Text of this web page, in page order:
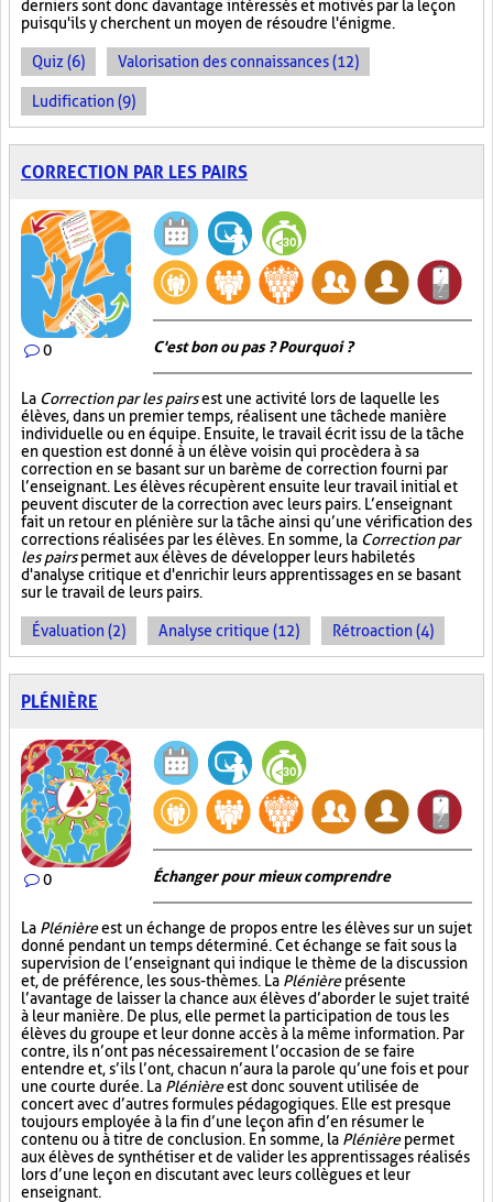
derniers sont donc davantage intéressés et motivés par la leçon
puisqu'ils y cherchent un moyen de résoudre l'énigme.
Quiz (6) Valorisation des connaissances (12)
Ludification (9)
CORRECTION PAR LES PAIRS
0 C'est bon ou pas ? Pourquoi ?
La Correction par les pairsest une activité lors de laquelle les
élèves, dans un premier temps, réalisent une tâche de manière
individuelle ou en équipe. Ensuite, le travail écrit issu de la tâche
en question est donné à un élève voisin qui procèdera à sa
correction en se basant sur un barème de correction fourni par
l’enseignant. Les élèves récupèrent ensuite leur travail initial et
peuvent discuter de la correction avec leurs pairs. L’enseignant
fait un retour en plénière sur la tâche ainsi qu’une vérification des
corrections réalisées par les élèves. En somme, la Correction par
les pairspermet aux élèves de développer leurs habiletés
d'analyse critique et d'enrichir leurs apprentissages en se basant
sur le travail de leurs pairs.
Évaluation (2) Analyse critique (12) Rétroaction (4)
PLÉNIÈRE
0 Échanger pour mieux comprendre
La Plénièreest un échange de propos entre les élèves sur un sujet
donné pendant un temps déterminé. Cet échange se fait sous la
supervision de l’enseignant qui indique le thème de la discussion
et, de préférence, les sous-thèmes. La Plénièreprésente
l’avantage de laisser la chance aux élèves d’aborder le sujet traité
à leur manière. De plus, elle permet la participation de tous les
élèves du groupe et leur donne accès à la même information. Par
contre, ils n’ont pas nécessairement l’occasion de se faire
entendre et, s’ils l’ont, chacun n’aura la parole qu’une fois et pour
une courte durée. La Plénièreest donc souvent utilisée de
concert avec d’autres formules pédagogiques. Elle est presque
toujours employée à la fin d’une leçon afin d’en résumer le
contenu ou à titre de conclusion. En somme, la Plénièrepermet
aux élèves de synthétiser et de valider les apprentissages réalisés
lors d’une leçon en discutant avec leurs collègues et leur
enseignant.